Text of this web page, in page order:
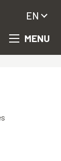
MENU
EN